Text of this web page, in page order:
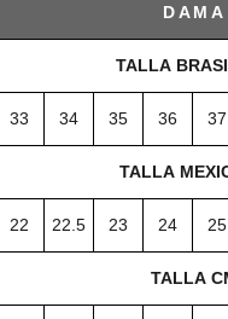
DAMA
TALLA
33 34 35 36 37
TALLA
22 22.5 23 24 25
TALLA